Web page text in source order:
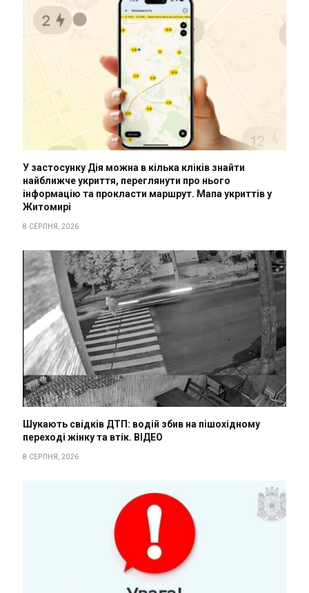
У застосунку Дія можна в кілька кліків знайти
найближче укриття, переглянути про нього
інформацію та прокласти маршрут. Мапа укриттів у
Житомирі
8 СЕРПНЯ, 2026
Шукають свідків ДТП: водій збив на пішохідному
переході жінку та втік. ВІДЕО
8 СЕРПНЯ, 2026